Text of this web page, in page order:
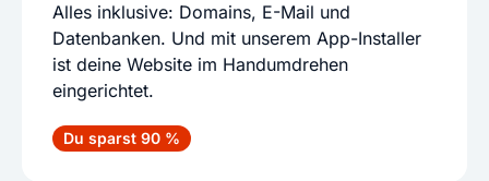
Alles inklusive: Domains, E-Mail und
Datenbanken. Und mit unserem App-Installer
ist deine Website im Handumdrehen
eingerichtet.
Du sparst 90 %